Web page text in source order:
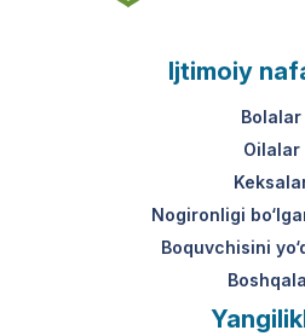
asosi nima?
(1-ilova, 6-band "j"
jumladan, vasiylik,
Ushbu xizmatning
O‘zbekiston
hamda amaldagi
to‘g‘risidagi
Ijtimoiy
Bolalar
Oilalar
Nogironligi
Boquvchisini